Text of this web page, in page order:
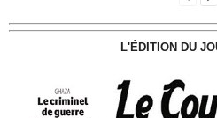
L'ÉDITION DU